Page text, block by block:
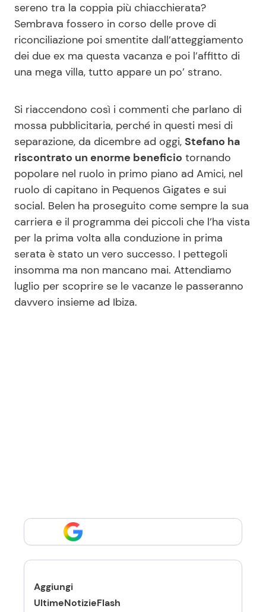
Contattaci
Privacy Policy
sereno tra la coppia più chiacchierata?
Sembrava fossero in corso delle prove di
riconciliazione poi smentite dall’atteggiamento
dei due ex ma questa vacanza e poi l’affitto di
una mega villa, tutto appare un po’ strano.
Si riaccendono così i commenti che parlano di
mossa pubblicitaria, perché in questi mesi di
separazione, da dicembre ad oggi, Stefano ha
riscontrato un enorme beneficio tornando
popolare nel ruolo in primo piano ad Amici, nel
ruolo di capitano in Pequenos Gigates e sui
social. Belen ha proseguito come sempre la sua
carriera e il programma dei piccoli che l’ha vista
per la prima volta alla conduzione in prima
serata è stato un vero successo. I pettegoli
insomma ma non mancano mai. Attendiamo
luglio per scoprire se le vacanze le passeranno
davvero insieme ad Ibiza.
Aggiungi
UltimeNotizieFlash